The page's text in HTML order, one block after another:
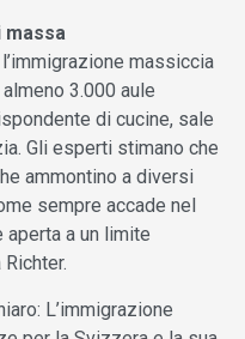
massa
massiccia
3.000 aule
di cucine, sale
Gli esperti stimano che
ammontino a diversi
sempre accade nel
a un limite
L’immigrazione